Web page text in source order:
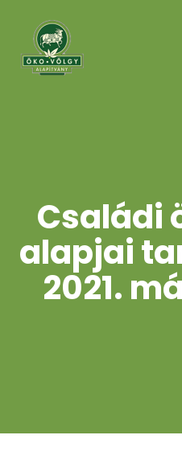
Családi
alapjai
2021.